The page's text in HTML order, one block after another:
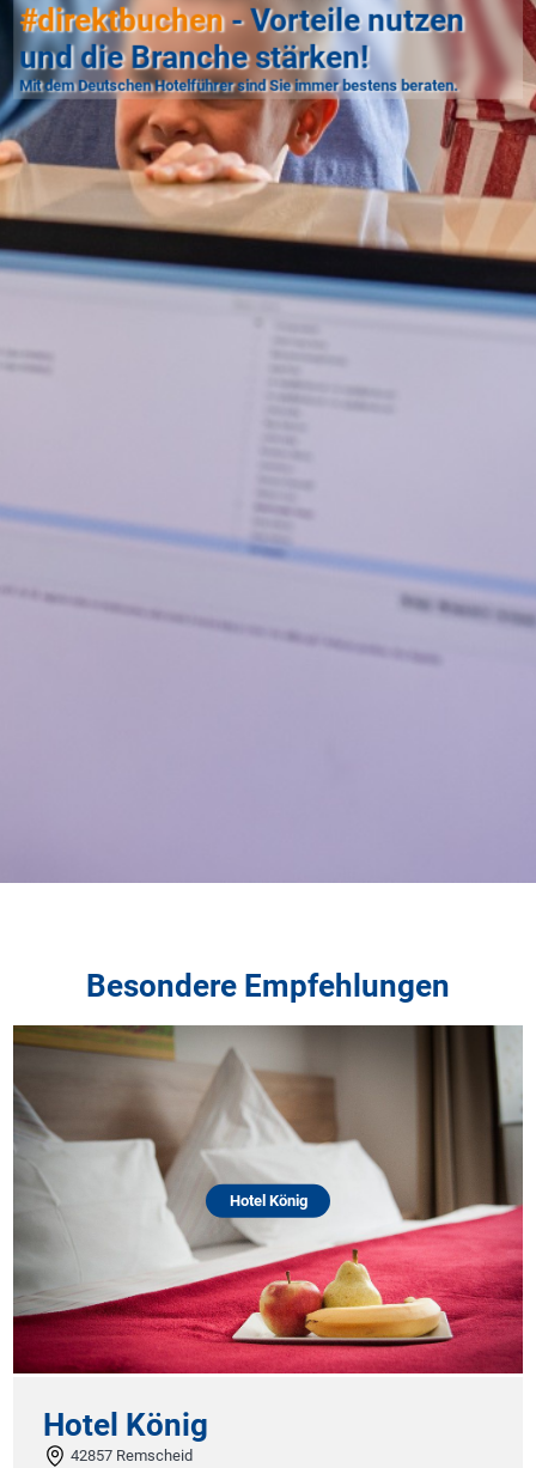
#direktbuchen- Vorteile nutzen
und die Branche stärken!
Mit dem Deutschen Hotelführer sind Sie immer bestens beraten.
Besondere Empfehlungen
Hotel König
Hotel König
42857 Remscheid